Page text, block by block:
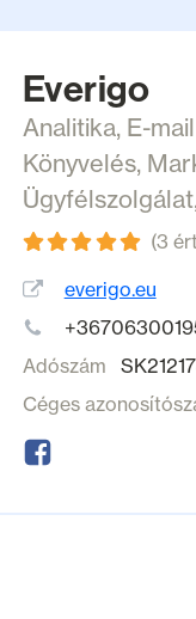
Everigo
Analitika, E-
Könyvelés,
Ügyfélszolgálat
(3
everigo.eu
Adószám
Céges